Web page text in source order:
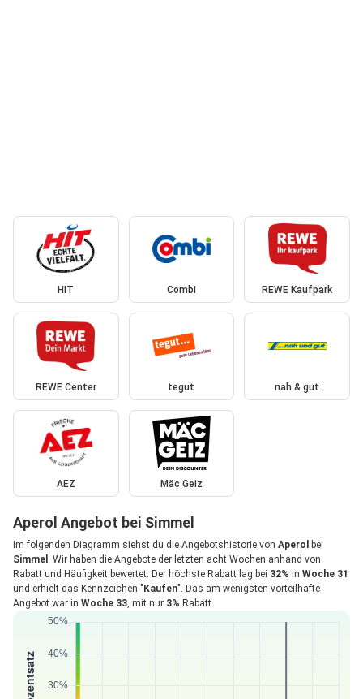
HIT Combi REWE Kaufpark
REWE Center tegut nah & gut
AEZ Mäc Geiz
Aperol Angebot bei Simmel
Im folgenden Diagramm siehst du die Angebotshistorie von Aperol
bei
Simmel . Wir haben die Angebote der letzten acht Wochen anhand von
Rabatt und Häufigkeit bewertet. Der höchste Rabatt lag bei 32% in Woche 31
und erhielt das Kennzeichen " Kaufen". Das am wenigsten vorteilhafte
Angebot war in Woche 33, mit nur 3% Rabatt.